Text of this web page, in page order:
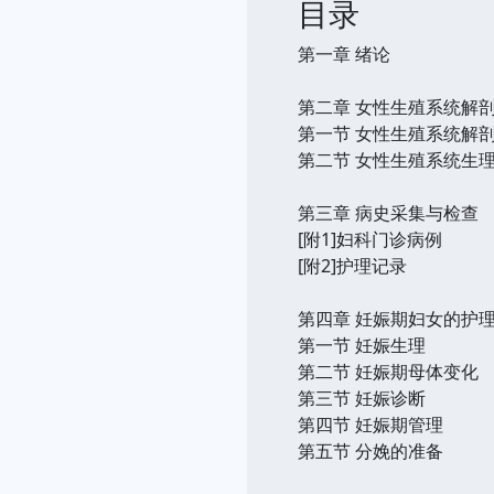
目录
第一章 绪论
第二章 女性生殖系统解
第一节 女性生殖系统解剖
第二节 女性生殖系统生理
第三章 病史采集与检查
[附1]妇科门诊病例
[附2]护理记录
第四章 妊娠期妇女的护理
第一节 妊娠生理
第二节 妊娠期母体变化
第三节 妊娠诊断
第四节 妊娠期管理
第五节 分娩的准备